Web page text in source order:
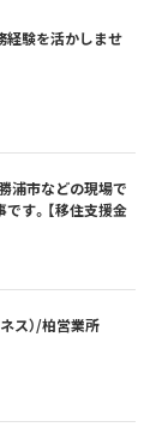
経験を活かしませ
浦市などの現場で
す。【移住支援金
ス）/柏営業所